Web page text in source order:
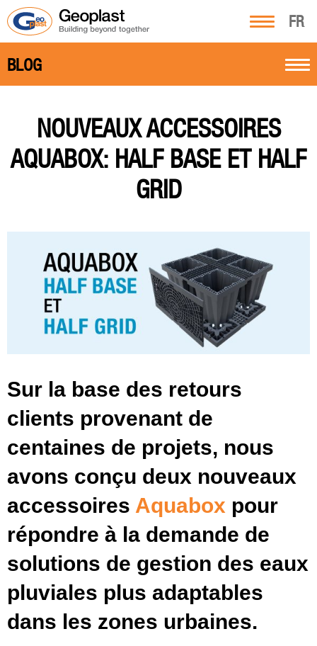
FR
BLOG
NOUVEAUX ACCESSOIRES
AQUABOX: HALF BASE ET HALF
GRID
Sur la base des retours
clients provenant de
centaines de projets, nous
avons conçu deux nouveaux
accessoires Aquabox pour
répondre à la demande de
solutions de gestion des eaux
pluviales plus adaptables
dans les zones urbaines.